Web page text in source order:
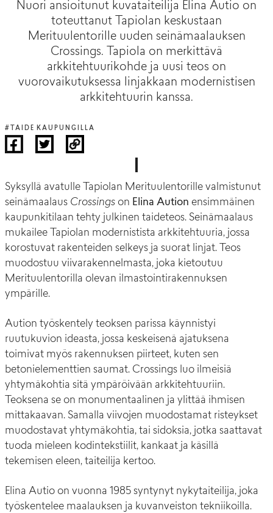
Nuori ansioitunut kuvataiteilija Elina Autio on
toteuttanut Tapiolan keskustaan
Merituulentorille uuden seinämaalauksen
Crossings. Tapiola on merkittävä
arkkitehtuurikohde ja uusi teos on
vuorovaikutuksessa linjakkaan modernistisen
arkkitehtuurin kanssa.
#TAIDE KAUPUNGILLA
Syksyllä avatulle Tapiolan Merituulentorille valmistunut
seinämaalaus Crossings on Elina Aution ensimmäinen
kaupunkitilaan tehty julkinen taideteos. Seinämaalaus
mukailee Tapiolan modernistista arkkitehtuuria, jossa
korostuvat rakenteiden selkeys ja suorat linjat. Teos
muodostuu viivarakennelmasta, joka kietoutuu
Merituulentorilla olevan ilmastointirakennuksen
ympärille.
Aution työskentely teoksen parissa käynnistyi
ruutukuvion ideasta, jossa keskeisenä ajatuksena
toimivat myös rakennuksen piirteet, kuten sen
betonielementtien saumat. Crossings luo ilmeisiä
yhtymäkohtia sitä ympäröivään arkkitehtuuriin.
Teoksena se on monumentaalinen ja ylittää ihmisen
mittakaavan. Samalla viivojen muodostamat risteykset
muodostavat yhtymäkohtia, tai sidoksia, jotka saattavat
tuoda mieleen kodintekstiilit, kankaat ja käsillä
tekemisen eleen, taiteilija kertoo.
Elina Autio on vuonna 1985 syntynyt nykytaiteilija, joka
työskentelee maalauksen ja kuvanveiston tekniikoilla.